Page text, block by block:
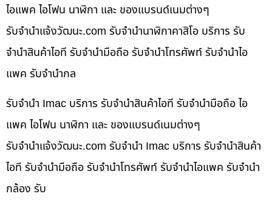
ไอแพค ไอโฟน นาฬิกา และ ของแบรนด์เนมต่างๆ
รับจํานําแจ้งวัฒนะ.com รับจำนำนาฬิกาคาสิโอ บริการ รับ
จำนำสินค้าไอที รับจำนำมือถือ รับจำนำโทรศัพท์ รับจำนำไอ
แพค รับจำนำกล
รับจำนำ Imac บริการ รับจำนำสินค้าไอที รับจำนำมือถือ ไอ
แพค ไอโฟน นาฬิกา และ ของแบรนด์เนมต่างๆ
รับจํานําแจ้งวัฒนะ.com รับจำนำ Imac บริการ รับจำนำสินค้า
ไอที รับจำนำมือถือ รับจำนำโทรศัพท์ รับจำนำไอแพค รับจำนำ
กล้อง รับ